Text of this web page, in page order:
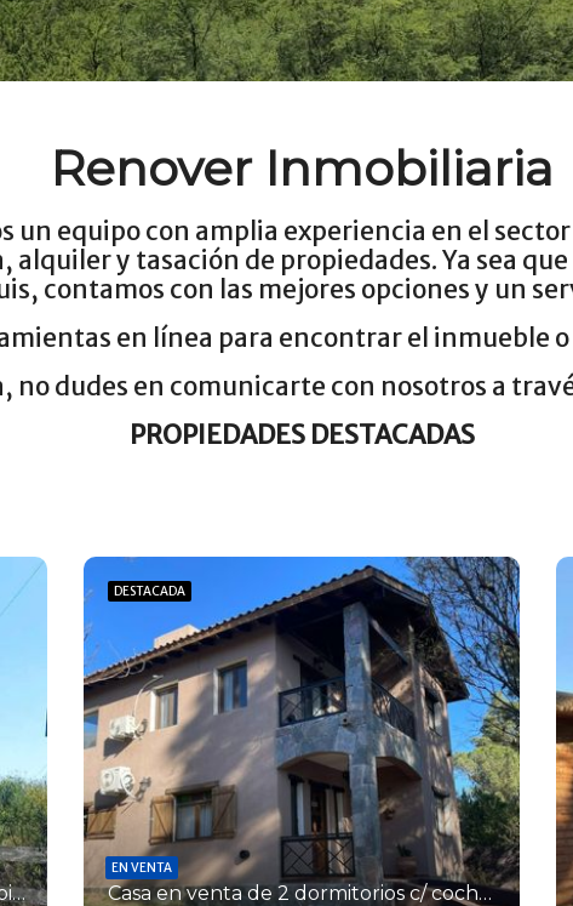
Renover Inmobiliaria
un equipo con amplia experiencia en el
y tasación de propiedades. Ya sea
contamos con las mejores opciones y un
en línea para encontrar el inmueble
no dudes en comunicarte con nosotros a
PROPIEDADES DESTACADAS
Terreno / Lote en venta de 1608m2 ubicado en Cerro de Oro Casa en venta de 2 dormitorios c/ cochera en Merlo
EN VENTA
DESTACADA